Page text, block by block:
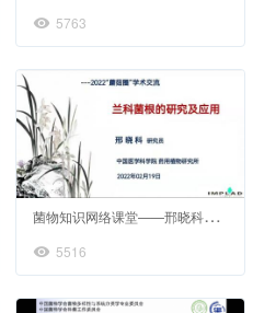
5763
菌
物知识网络课堂——邢晓科：兰科菌根的研究及应用
5516